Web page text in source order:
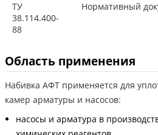
ТУ
38.114.400-
88
Нормативный
Область применения
Набивка АФТ применяется для
камер арматуры и насосов:
насосы и арматура в